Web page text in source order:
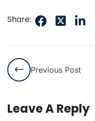
Share:
Previous Post
Leave A Reply